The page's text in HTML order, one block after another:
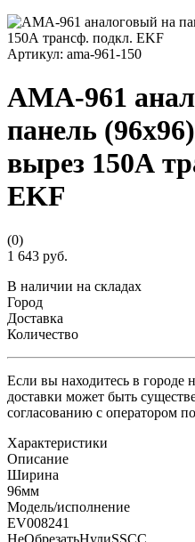
Артикул: ama-961-150
AMA-961
панель
вырез 150А
EKF
(0)
1 643 руб.
В наличии на складах
Город
Доставка
Количество
Если вы находитесь в городе
доставки может быть
согласованию с оператором
Характеристики
Описание
Ширина
96мм
Модель/исполнение
EV008241
НеОбрезатьНулиSSCC